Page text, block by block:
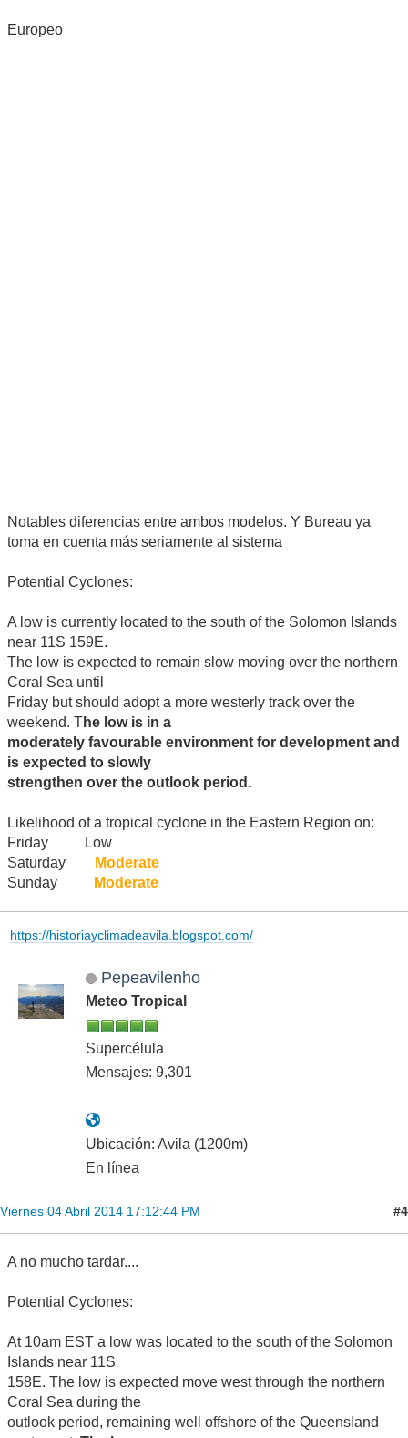
Europeo
Notables diferencias entre ambos modelos. Y Bureau ya
toma en cuenta más seriamente al sistema
Potential Cyclones:
A low is currently located to the south of the Solomon Islands
near 11S 159E.
The low is expected to remain slow moving over the northern
Coral Sea until
Friday but should adopt a more westerly track over the
weekend. The low is in a
moderately favourable environment for development and
is expected to slowly
strengthen over the outlook period.
Likelihood of a tropical cyclone in the Eastern Region on:
Friday Low
Saturday
Moderate
Sunday
Moderate
https://historiayclimadeavila.blogspot.com/
Pepeavilenho
Meteo Tropical
Supercélula
Mensajes: 9,301
Ubicación: Avila (1200m)
En línea
Viernes 04 Abril 2014 17:12:44 PM #4
A no mucho tardar....
Potential Cyclones:
At 10am EST a low was located to the south of the Solomon
Islands near 11S
158E. The low is expected move west through the northern
Coral Sea during the
outlook period, remaining well offshore of the Queensland